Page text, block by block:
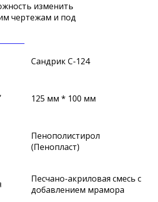
изменить
чертежам и под
Сандрик С-124
125 мм * 100 мм
Пенополистирол
(Пенопласт)
Песчано-акриловая смесь с
добавлением мрамора